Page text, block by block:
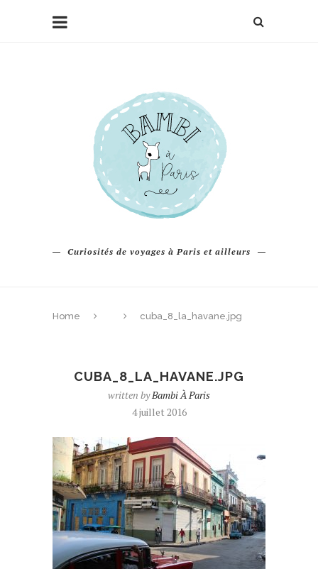
Curiosités de voyages à Paris et ailleurs
Home cuba_8_la_havane.jpg
CUBA_8_LA_HAVANE.JPG
written byBambi À Paris
4 juillet 2016